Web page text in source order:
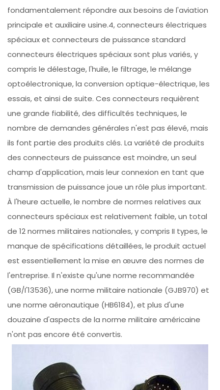
fondamentalement répondre aux besoins de l'aviation
principale et auxiliaire usine.4, connecteurs électriques
spéciaux et connecteurs de puissance standard
connecteurs électriques spéciaux sont plus variés, y
compris le délestage, l'huile, le filtrage, le mélange
optoélectronique, la conversion optique-électrique, les
essais, et ainsi de suite. Ces connecteurs requièrent
une grande fiabilité, des difficultés techniques, le
nombre de demandes générales n'est pas élevé, mais
ils font partie des produits clés. La variété de produits
des connecteurs de puissance est moindre, un seul
champ d'application, mais leur connexion en tant que
transmission de puissance joue un rôle plus important.
À l'heure actuelle, le nombre de normes relatives aux
connecteurs spéciaux est relativement faible, un total
de 12 normes militaires nationales, y compris II types, le
manque de spécifications détaillées, le produit actuel
est essentiellement la mise en œuvre des normes de
l'entreprise. Il n'existe qu'une norme recommandée
(GB/I'13536), une norme militaire nationale (GJB970) et
une norme aéronautique (HB6184), et plus d'une
douzaine d'aspects de la norme militaire américaine
n'ont pas encore été convertis.